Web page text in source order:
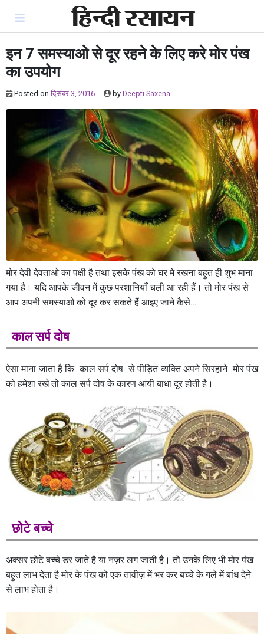
content
इन 7 समस्याओ से दूर रहने के लिए करे मोर पंख
का उपयोग
Posted on दिसंबर 3, 2016 by Deepti Saxena
मोर देवी देवताओ का पक्षी है तथा इसके पंख को घर मे रखना बहुत ही शुभ माना
गया है। यदि आपके जीवन में कुछ परशानियाँ चली आ रही हैं। तो मोर पंख से
आप अपनी समस्याओ को दूर कर सकते हैं आइए जाने कैसे…
काल सर्प दोष
ऐसा माना जाता है कि काल सर्प दोष से पीड़ित व्यक्ति अपने सिरहाने मोर पंख
को हमेशा रखे तो काल सर्प दोष के कारण आयी बाधा दूर होती है।
छोटे बच्चे
अक्सर छोटे बच्चे डर जाते है या नज़र लग जाती है। तो उनके लिए भी मोर पंख
बहुत लाभ देता है मोर के पंख को एक तावीज़ में भर कर बच्चे के गले में बांध देने
से लाभ होता है।